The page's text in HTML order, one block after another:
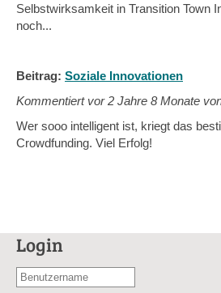
Selbstwirksamkeit in Transition Town
noch...
Beitrag: Soziale Innovationen
Kommentiert vor2 Jahre 8 Monate
Wer sooo intelligent ist, kriegt das
Crowdfunding. Viel Erfolg!
Login
Benutzername